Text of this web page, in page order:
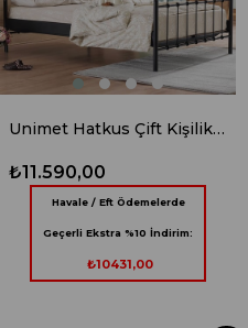
Unimet Hatkus Çift Kişilik Ferforje Siyah Metal Karyola
₺11.590,00
Havale / Eft Ödemelerde
Geçerli Ekstra %10 İndirim:
₺10431,00